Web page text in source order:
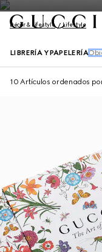
Décor & Lifestyle Lifestyle
LIBRERÍA Y PAPELERÍA
10 Artículos ordenados